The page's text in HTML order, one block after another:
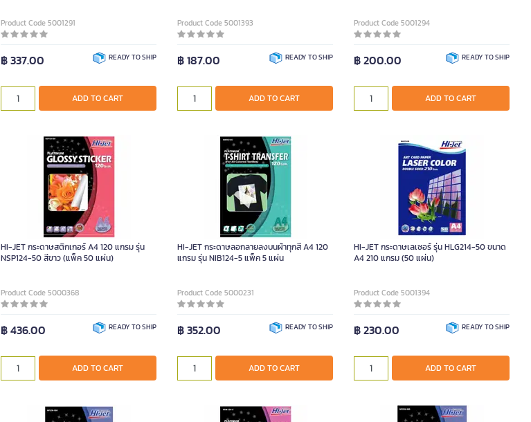
Product Code 5001291
฿ 337.00 READY TO SHIP
ADD TO CART
Product Code 5001393
฿ 187.00 READY TO SHIP
ADD TO CART
Product Code 5001294
฿ 200.00 READY TO SHIP
ADD TO CART
HI-JET กระดาษสติกเกอร์ A4 120 แกรม รุ่น
NSP124-50 สีขาว (แพ็ค 50 แผ่น)
Product Code 5000368
฿ 436.00 READY TO SHIP
ADD TO CART
HI-JET กระดาษลอกลายลงบนผ้าทุกสี A4 120
แกรม รุ่น NIB124-5 แพ็ค 5 แผ่น
Product Code 5000231
฿ 352.00 READY TO SHIP
ADD TO CART
HI-JET กระดาษเลเซอร์ รุ่น HLG214-50 ขนาด
A4 210 แกรม (50 แผ่น)
Product Code 5001394
฿ 230.00 READY TO SHIP
ADD TO CART